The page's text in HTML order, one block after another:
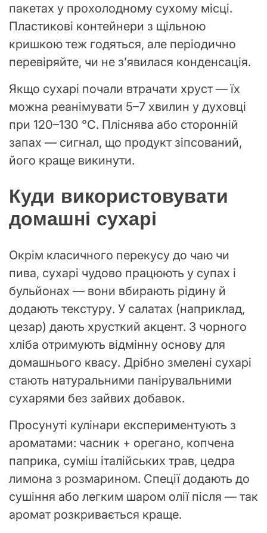
пакетах у прохолодному сухому місці.
Пластикові контейнери з щільною
кришкою теж годяться, але періодично
перевіряйте, чи не з’явилася конденсація.
Якщо сухарі почали втрачати хруст — їх
можна реанімувати 5–7 хвилин у духовці
при 120–130 °C. Пліснява або сторонній
запах — сигнал, що продукт зіпсований,
його краще викинути.
Куди використовувати
домашні сухарі
Окрім класичного перекусу до чаю чи
пива, сухарі чудово працюють у супах і
бульйонах — вони вбирають рідину й
додають текстуру. У салатах (наприклад,
цезар) дають хрусткий акцент. З чорного
хліба отримують відмінну основу для
домашнього квасу. Дрібно змелені сухарі
стають натуральними панірувальними
сухарями без зайвих добавок.
Просунуті кулінари експериментують з
ароматами: часник + орегано, копчена
паприка, суміш італійських трав, цедра
лимона з розмарином. Спеції додають до
сушіння або легким шаром олії після — так
аромат розкривається краще.